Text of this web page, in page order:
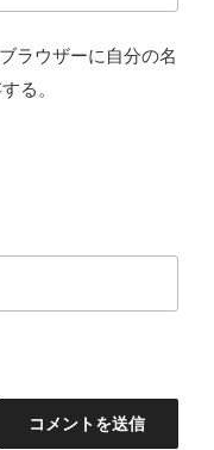
ラウザーに自分の名
る。